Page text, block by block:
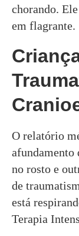
chorando.
em flagrante.
O relatório
afundamento
no rosto e
de
está
Terapia